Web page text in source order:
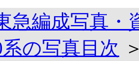
急編成写真・
の写真目次